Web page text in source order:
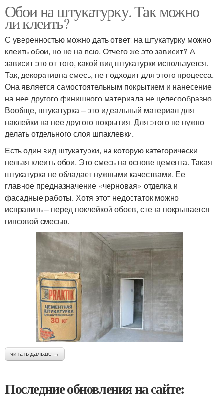
Обои на штукатурку. Так можно
ли клеить?
С уверенностью можно дать ответ: на штукатурку можно
клеить обои, но не на всю. Отчего же это зависит? А
зависит это от того, какой вид штукатурки используется.
Так, декоративна смесь, не подходит для этого процесса.
Она является самостоятельным покрытием и нанесение
на нее другого финишного материала не целесообразно.
Вообще, штукатурка – это идеальный материал для
наклейки на нее другого покрытия. Для этого не нужно
делать отдельного слоя шпаклевки.
Есть один вид штукатурки, на которую категорически
нельзя клеить обои. Это смесь на основе цемента. Такая
штукатурка не обладает нужными качествами. Ее
главное предназначение «черновая» отделка и
фасадные работы. Хотя этот недостаток можно
исправить – перед поклейкой обоев, стена покрывается
гипсовой смесью.
читать дальше →
Последние обновления на сайте: